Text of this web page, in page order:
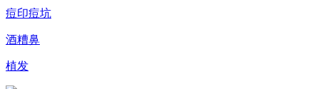
痘印痘坑
酒糟鼻
植发